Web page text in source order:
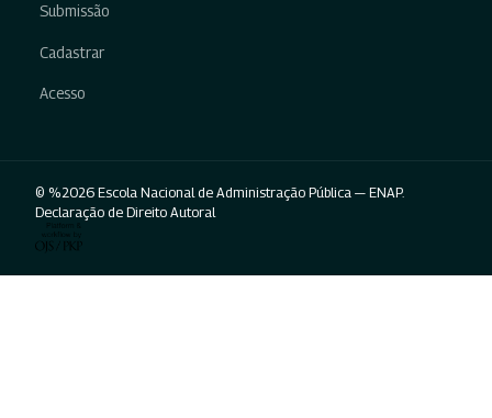
Submissão
Cadastrar
Acesso
© %2026 Escola Nacional de Administração Pública — ENAP.
Declaração de Direito Autoral